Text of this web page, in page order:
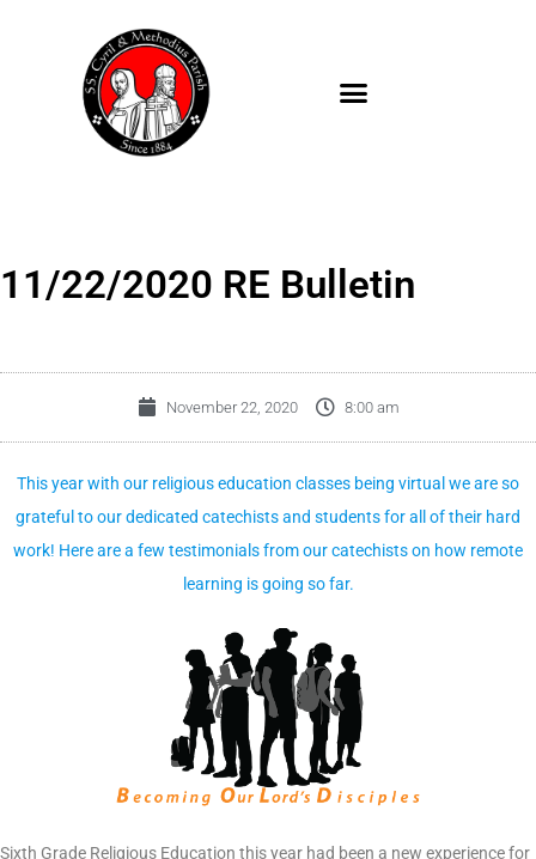
11/22/2020 RE Bulletin
November 22, 2020 8:00 am
This year with our religious education classes being virtual we are so
grateful to our dedicated catechists and students for all of their hard
work! Here are a few testimonials from our catechists on how remote
learning is going so far.
Sixth Grade Religious Education this year had been a new experience for